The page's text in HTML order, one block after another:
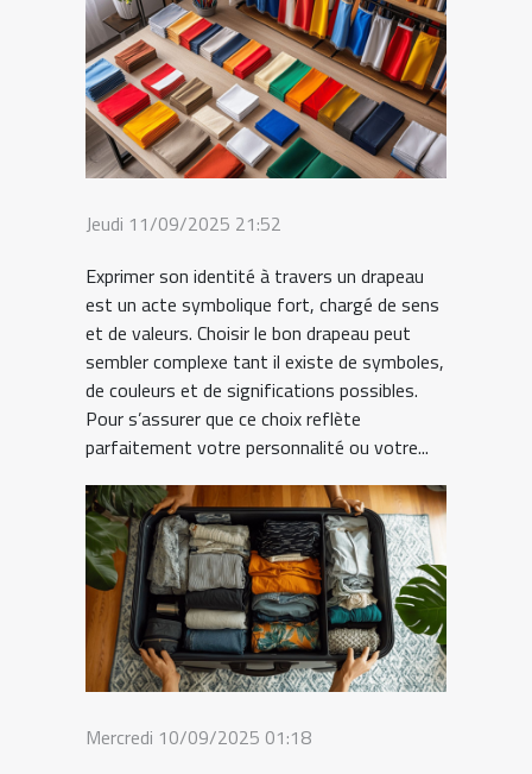
Jeudi 11/09/2025 21:52
Exprimer son identité à travers un drapeau
est un acte symbolique fort, chargé de sens
et de valeurs. Choisir le bon drapeau peut
sembler complexe tant il existe de symboles,
de couleurs et de significations possibles.
Pour s’assurer que ce choix reflète
parfaitement votre personnalité ou votre...
Mercredi 10/09/2025 01:18